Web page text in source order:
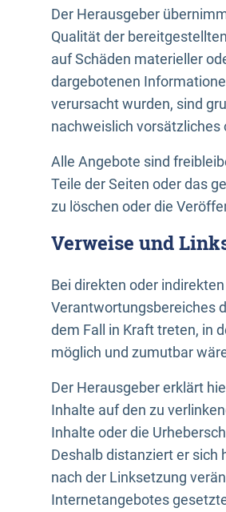
Der Herausgeber
Qualität der
auf Schäden materieller
dargebotenen
verursacht wurden, sind
nachweislich vorsätzliches
Alle Angebote sind
Teile der Seiten oder das
zu löschen oder die
Verweise und
Bei direkten oder
Verantwortungsbereiches
dem Fall in Kraft treten, in
möglich und zumutbar
Der Herausgeber erklärt
Inhalte auf den zu
Inhalte oder die
Deshalb distanziert er sich
nach der Linksetzung
Internetangebotes